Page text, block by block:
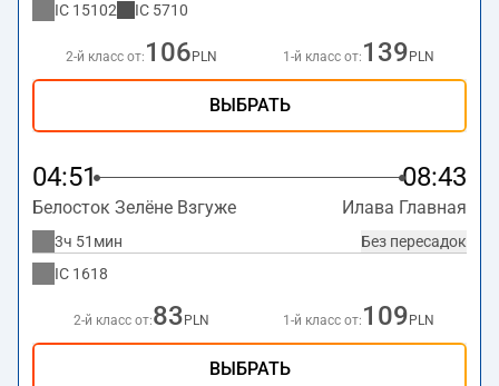
IC 15102 IC 5710
2-й класс от: 106 PLN 1-й класс от: 139 PLN
ВЫБРАТЬ
04:51 08:43
Белосток Зелёне Взгуже Илава Главная
Без пересадок
3ч 51мин
IC 1618
2-й класс от:83 PLN 1-й класс от: 109 PLN
ВЫБРАТЬ